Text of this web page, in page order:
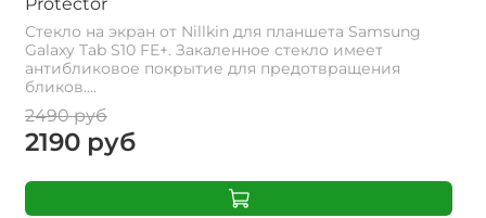
Protector
Стекло на экран от Nillkin для планшета Samsung
Galaxy Tab S10 FE+. Закаленное стекло имеет
антибликовое покрытие для предотвращения
бликов....
2490 руб
2190 руб